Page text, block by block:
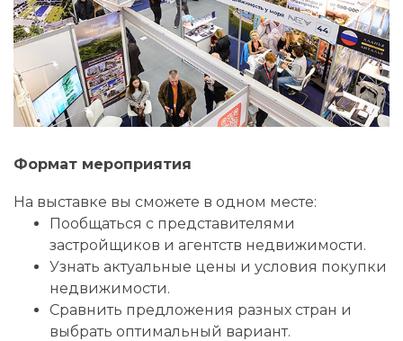
Формат мероприятия
На выставке вы сможете в одном месте:
Пообщаться с представителями
застройщиков и агентств недвижимости.
Узнать актуальные цены и условия покупки
недвижимости.
Сравнить предложения разных стран и
выбрать оптимальный вариант.